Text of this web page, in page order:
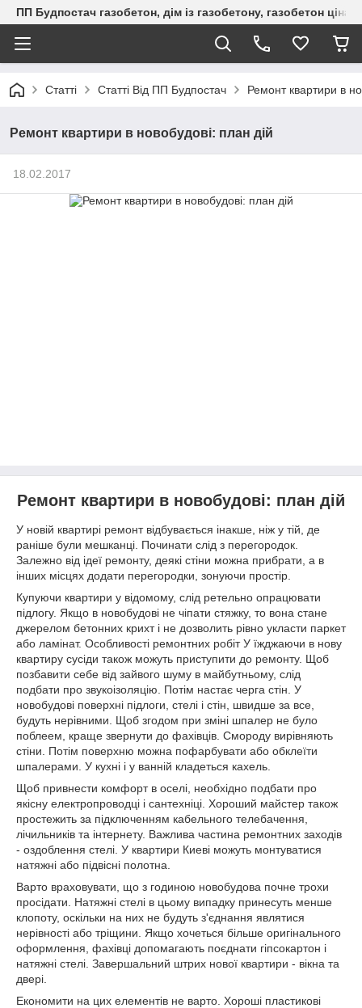
ПП Будпостач газобетон, дім із газобетону, газобетон
Статті Статті Від ПП Будпостач Ремонт квартири в
Ремонт квартири в новобудові: план дій
18.02.2017
Ремонт квартири в новобудові: план дій
У новій квартирі ремонт відбувається інакше, ніж у тій, де
раніше були мешканці. Починати слід з перегородок.
Залежно від ідеї ремонту, деякі стіни можна прибрати, а в
інших місцях додати перегородки, зонуючи простір.
Купуючи квартири у відомому, слід ретельно опрацювати
підлогу. Якщо в новобудові не чіпати стяжку, то вона стане
джерелом бетонних крихт і не дозволить рівно укласти паркет
або ламінат. Особливості ремонтних робіт У їжджаючи в нову
квартиру сусіди також можуть приступити до ремонту. Щоб
позбавити себе від зайвого шуму в майбутньому, слід
подбати про звукоізоляцію. Потім настає черга стін. У
новобудові поверхні підлоги, стелі і стін, швидше за все,
будуть нерівними. Щоб згодом при зміні шпалер не було
поблеем, краще звернути до фахівців. Смороду вирівняють
стіни. Потім поверхню можна пофарбувати або обклеїти
шпалерами. У кухні і у ванній кладеться кахель.
Щоб привнести комфорт в оселі, необхідно подбати про
якісну електропроводці і сантехніці. Хороший майстер також
простежить за підключенням кабельного телебачення,
лічильників та інтернету. Важлива частина ремонтних заходів
- оздоблення стелі. У квартири Киеві можуть монтуватися
натяжні або підвісні полотна.
Варто враховувати, що з годиною новобудова почне трохи
просідати. Натяжні стелі в цьому випадку принесуть менше
клопоту, оскільки на них не будуть з'єднання являтися
нерівності або тріщини. Якщо хочеться більше оригінального
оформлення, фахівці допомагають поєднати гіпсокартон і
натяжні стелі. Завершальний штрих нової квартири - вікна та
двері.
Економити на цих елементів не варто. Хороші пластикові